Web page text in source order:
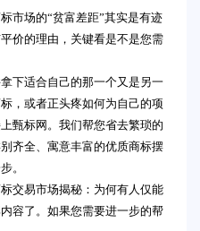
市场的“贫富差距”其实是有迹
价的理由，关键看是不是您需
下适合自己的那一个又是另一
，或者正头疼如何为自己的项
甄标网。我们帮您省去繁琐的
齐全、寓意丰富的优质商标摆
。
交易市场揭秘：为何有人仅能
容了。如果您需要进一步的帮